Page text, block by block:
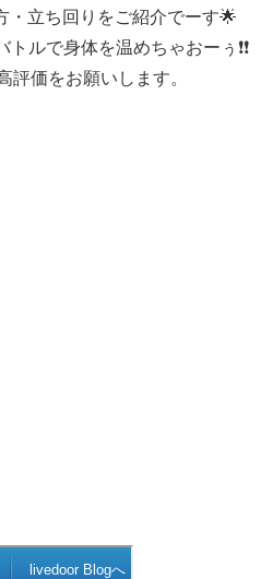
・立ち回りをご紹介でーす🌟
ルで身体を温めちゃおーぅ❗❗
価をお願いします。